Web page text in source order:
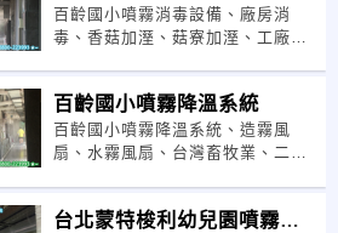
百齡國小噴霧消毒設備、廠房消
毒、香菇加溼、菇寮加溼、工廠消
百齡國小噴霧降溫系統
百齡國小噴霧降溫系統、造霧風
扇、水霧風扇、台灣畜牧業、二氧
備、
台北蒙特梭利幼兒園噴霧降